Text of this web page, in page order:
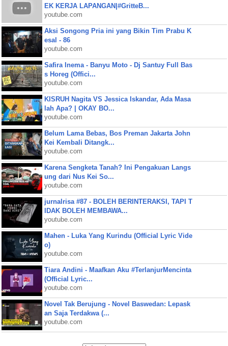
EK KERJA LAPANGAN|#GritteB...
youtube.com
Aksi Songong Pria ini yang Bikin Tim Prabu K
esal - 86
youtube.com
Safira Inema - Banyu Moto - Dj Santuy Full Bas
s Horeg (Offici...
youtube.com
KISRUH Nagita VS Jessica Iskandar, Ada Masa
lah Apa? | OKAY BO...
youtube.com
Belum Lama Bebas, Bos Preman Jakarta John
Kei Kembali Ditangk...
youtube.com
Karena Sengketa Tanah? Ini Pengakuan Langs
ung dari Nus Kei So...
youtube.com
jurnalrisa #87 - BOLEH BERINTERAKSI, TAPI T
IDAK BOLEH MEMBAWA...
youtube.com
Mahen - Luka Yang Kurindu (Official Lyric Vide
o)
youtube.com
Tiara Andini - Maafkan Aku #TerlanjurMencinta
(Official Lyric...
youtube.com
Novel Tak Berujung - Novel Baswedan: Lepask
an Saja Terdakwa (...
youtube.com